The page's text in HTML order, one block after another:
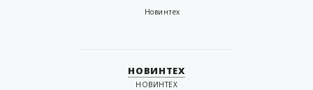
НОВИНТЕХ
НОВИНТЕХ